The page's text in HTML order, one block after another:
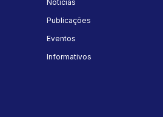
Notícias
Publicações
Eventos
Informativos